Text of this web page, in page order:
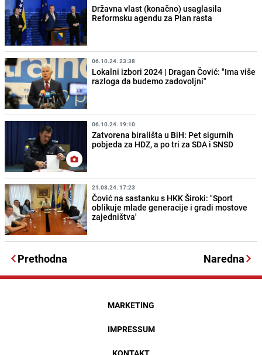
Državna vlast (konačno) usaglasila
Reformsku agendu za Plan rasta
06.10.24. 23:38
Lokalni izbori 2024 | Dragan Čović: "Ima više
razloga da budemo zadovoljni"
06.10.24. 19:10
Zatvorena birališta u BiH: Pet sigurnih
pobjeda za HDZ, a po tri za SDA i SNSD
21.08.24. 17:23
Čović na sastanku s HKK Široki: "Sport
oblikuje mlade generacije i gradi mostove
zajedništva'
Prethodna Naredna
MARKETING
IMPRESSUM